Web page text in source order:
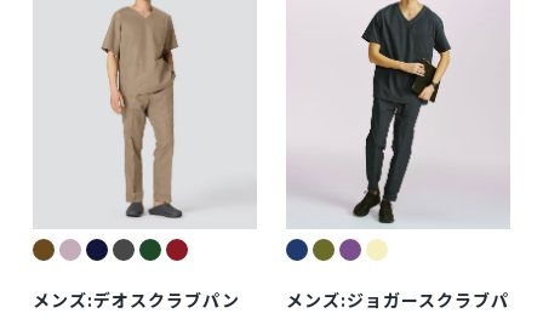
メンズ:デオスクラブパン
メンズ:ジョガースクラブパ